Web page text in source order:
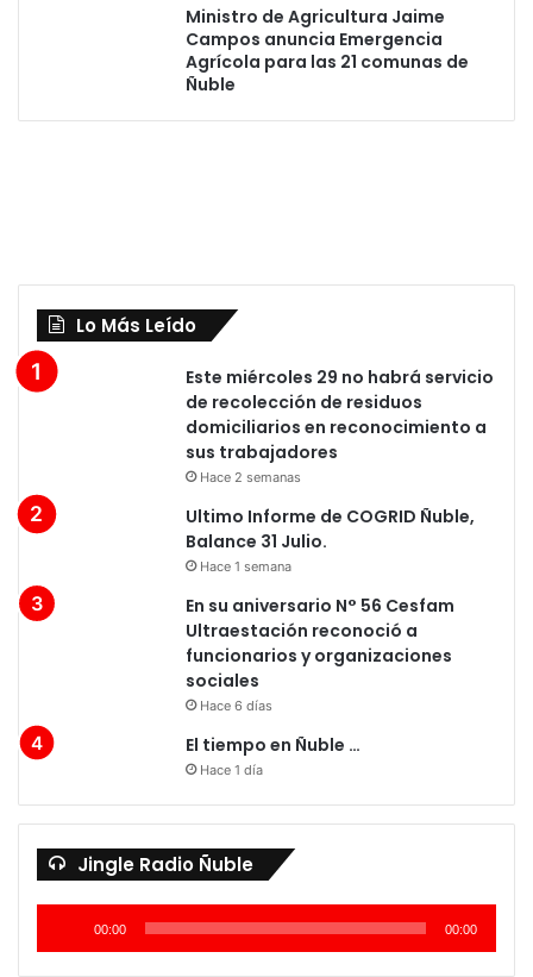
Ministro de Agricultura Jaime
Campos anuncia Emergencia
Agrícola para las 21 comunas de
Ñuble
Lo Más Leído
Este miércoles 29 no habrá servicio
de recolección de residuos
domiciliarios en reconocimiento a
sus trabajadores
Hace 2 semanas
Ultimo Informe de COGRID Ñuble,
Balance 31 Julio.
Hace 1 semana
En su aniversario N° 56 Cesfam
Ultraestación reconoció a
funcionarios y organizaciones
sociales
Hace 6 días
El tiempo en Ñuble …
Hace 1 día
Jingle Radio Ñuble
Reproductor
de
audio
00:00 00:00